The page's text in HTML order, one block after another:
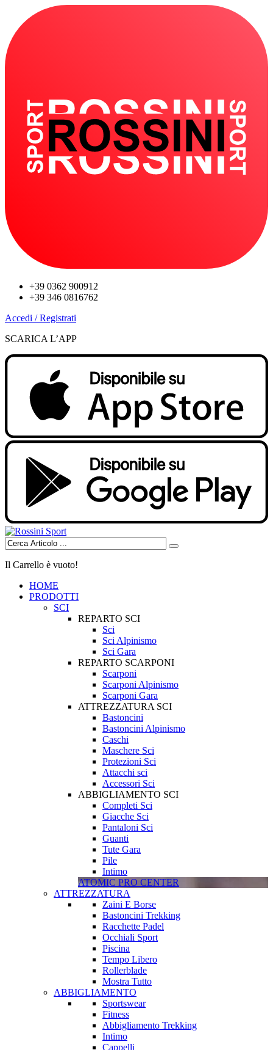
+39 0362 900912
+39 346 0816762
Accedi / Registrati
SCARICA L’APP
Il Carrello è vuoto!
HOME
PRODOTTI
SCI
REPARTO SCI
Sci
Sci Alpinismo
Sci Gara
REPARTO SCARPONI
Scarponi
Scarponi Alpinismo
Scarponi Gara
ATTREZZATURA SCI
Bastoncini
Bastoncini Alpinismo
Caschi
Maschere Sci
Protezioni Sci
Attacchi sci
Accessori Sci
ABBIGLIAMENTO SCI
Completi Sci
Giacche Sci
Pantaloni Sci
Guanti
Tute Gara
Pile
Intimo
ATOMIC PRO CENTER
ATTREZZATURA
Zaini E Borse
Bastoncini Trekking
Racchette Padel
Occhiali Sport
Piscina
Tempo Libero
Rollerblade
Mostra Tutto
ABBIGLIAMENTO
Sportswear
Fitness
Abbigliamento Trekking
Intimo
Cappelli